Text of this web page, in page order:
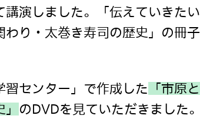
講演しました。「伝えていきたい
わり・太巻き寿司の歴史」の冊
習センター」で作成した 「市原
のDVDを見ていただきました。